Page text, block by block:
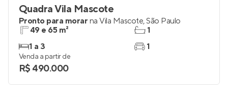
Quadra Vila Mascote
Pronto para morar na Vila Mascote,São Paulo
49 e 65 m²
1 a 3
1
1
Venda a partir de
R$ 490.000